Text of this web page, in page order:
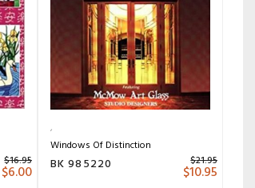
$16.95
$6.00
Windows Of Distinction
BK 985220 $21.95
$10.95